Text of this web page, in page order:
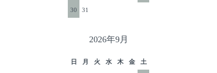
たつきが気になりません。
スによってしっとり感、マッド感が出ると思いました。
ないです。手を洗った時、手に残っている感じが気にな
30 31
2026年9月
日 月 火 水 木 金 土